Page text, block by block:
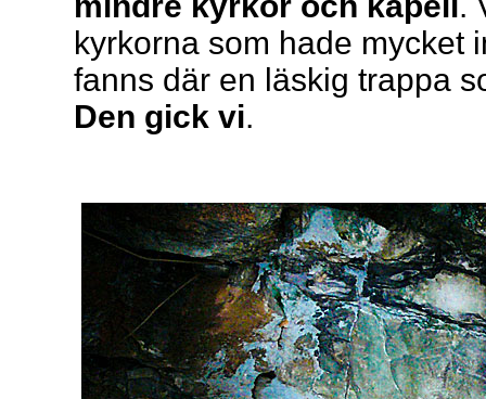
kyrkorna som hade mycket
fanns där en läskig trappa
Den gick vi.